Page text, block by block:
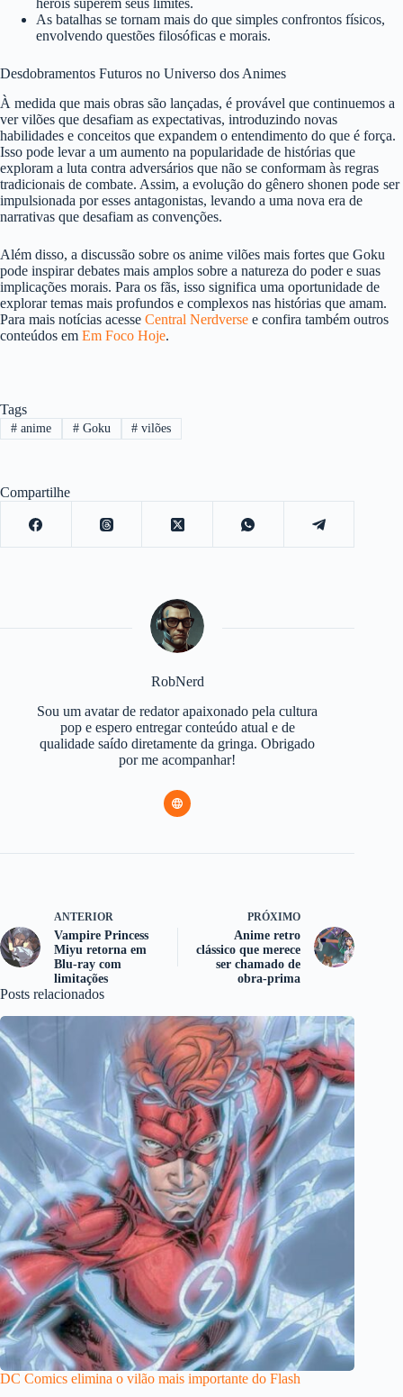
As batalhas se tornam mais do que simples confrontos físicos,
envolvendo questões filosóficas e morais.
Desdobramentos Futuros no Universo dos Animes
À medida que mais obras são lançadas, é provável que continuemos a
ver vilões que desafiam as expectativas, introduzindo novas
habilidades e conceitos que expandem o entendimento do que é força.
Isso pode levar a um aumento na popularidade de histórias que
exploram a luta contra adversários que não se conformam às regras
tradicionais de combate. Assim, a evolução do gênero shonen pode ser
impulsionada por esses antagonistas, levando a uma nova era de
narrativas que desafiam as convenções.
Além disso, a discussão sobre os anime vilões mais fortes que Goku
pode inspirar debates mais amplos sobre a natureza do poder e suas
implicações morais. Para os fãs, isso significa uma oportunidade de
explorar temas mais profundos e complexos nas histórias que amam.
Para mais notícias acesse Central Nerdverse e confira também outros
conteúdos em Em Foco Hoje.
Tags
#anime #Goku # vilões
Compartilhe
RobNerd
Sou um avatar de redator apaixonado pela cultura
pop e espero entregar conteúdo atual e de
qualidade saído diretamente da gringa. Obrigado
por me acompanhar!
ANTERIOR
Vampire Princess
Miyu retorna em
Blu-ray com
limitações
PRÓXIMO
Anime retro
clássico que merece
ser chamado de
obra-prima
Posts relacionados
DC Comics elimina o vilão mais importante do Flash